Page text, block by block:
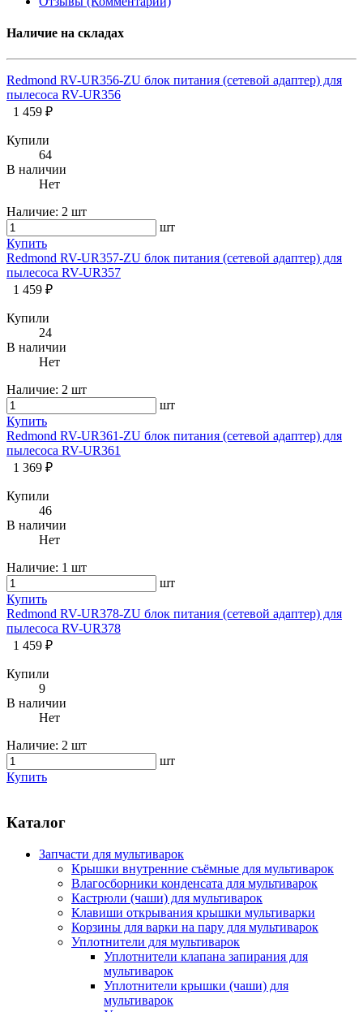
Наличие на складах
Redmond RV-UR356-ZU блок питания (сетевой адаптер) для
пылесоса RV-UR356
1 459 ₽
Купили
64
В наличии
Нет
Наличие: 2 шт
шт
Купить
Redmond RV-UR357-ZU блок питания (сетевой адаптер) для
пылесоса RV-UR357
1 459 ₽
Купили
24
В наличии
Нет
Наличие: 2 шт
шт
Купить
Redmond RV-UR361-ZU блок питания (сетевой адаптер) для
пылесоса RV-UR361
1 369 ₽
Купили
46
В наличии
Нет
Наличие: 1 шт
шт
Купить
Redmond RV-UR378-ZU блок питания (сетевой адаптер) для
пылесоса RV-UR378
1 459 ₽
Купили
9
В наличии
Нет
Наличие: 2 шт
шт
Купить
Каталог
Запчасти для мультиварок
Крышки внутренние съёмные для мультиварок
Влагосборники конденсата для мультиварок
Кастрюли (чаши) для мультиварок
Клавиши открывания крышки мультиварки
Корзины для варки на пару для мультиварок
Уплотнители для мультиварок
Уплотнители клапана запирания для
мультиварок
Уплотнители крышки (чаши) для
мультиварок